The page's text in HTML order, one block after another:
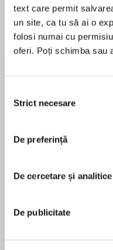
text care permit
un site, ca tu să ai o
folosi numai cu
oferi. Poți schimba sau
consimțământului
Strict necesare
De preferință
De cercetare și analitice
De publicitate
Desprecarte
The past is about
reading for any
It’s been almost
reporter Jack
secret facility
generation of
power players.
to normal, and Jack
În acest
L. C. Shaw
L. C. Shaw is the
bestselling author